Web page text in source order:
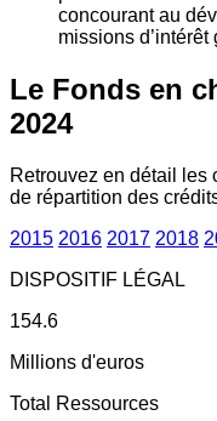
concourant au
missions d’intérêt
Le Fonds en
2024
Retrouvez en détail les
de répartition des
2015 2016 2017 2018
DISPOSITIF LÉGAL
154.6
Millions d'euros
Total Ressources